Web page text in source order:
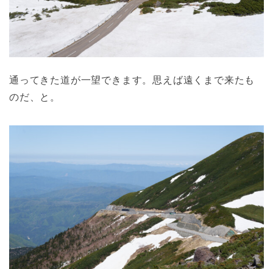
通ってきた道が一望できます。思えば遠くまで来たも
のだ、と。